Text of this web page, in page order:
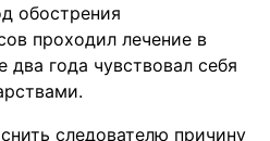
обострения
проходил лечение в
два года чувствовал себя
следователю причину